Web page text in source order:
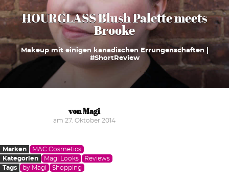
HOURGLASS Blush Palette meets
Brooke
Makeup mit einigen kanadischen Errungenschaften |
#ShortReview
von Magi
am 27. Oktober 2014
Marken
MAC Cosmetics
Kategorien
Magi Looks
Reviews
Tags
by Magi Shopping